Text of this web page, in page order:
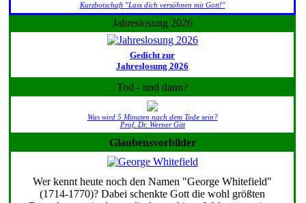
Kurzbotschaft "Lass dich versöhnen mit Gott!"
Jahreslosung 2026
Gedicht zur
Jahreslosung 2026
Tod - und dann?
Was wird 5 Minuten nach dem Tode sein?
Prof. Dr. Werner Gitt
Glaubensvorbilder
Wer kennt heute noch den Namen "George Whitefield"
(1714-1770)? Dabei schenkte Gott die wohl größten